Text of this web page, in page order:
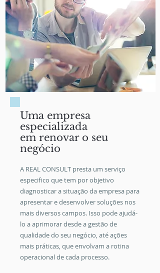
Uma empresa
especializada
em renovar o seu
negócio
A REAL CONSULT presta um serviço
especifico que tem por objetivo
diagnosticar a situação da empresa para
apresentar e desenvolver soluções nos
mais diversos campos. Isso pode ajudá-
lo a aprimorar desde a gestão de
qualidade do seu negócio, até ações
mais práticas, que envolvam a rotina
operacional de cada processo.